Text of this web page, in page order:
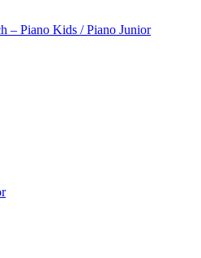
– Piano Kids / Piano Junior